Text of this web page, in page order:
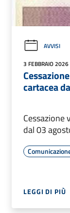
AVVISI
3 FEBBRAIO 2026
cartacea
Cessazione
dal 03
LEGGI DI PIÙ